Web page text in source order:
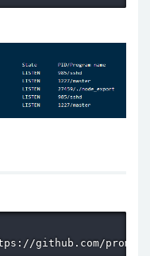
github.com/